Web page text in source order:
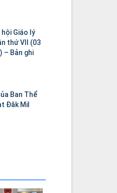
Giáo lý
thứ VII (03
– Bản ghi
Ban Thể
Đăk Mil